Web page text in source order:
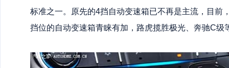
标准之一。原先的4挡自动变速箱已不再是主流，目前
挡位的自动变速箱青睐有加，路虎揽胜极光、奔驰C级